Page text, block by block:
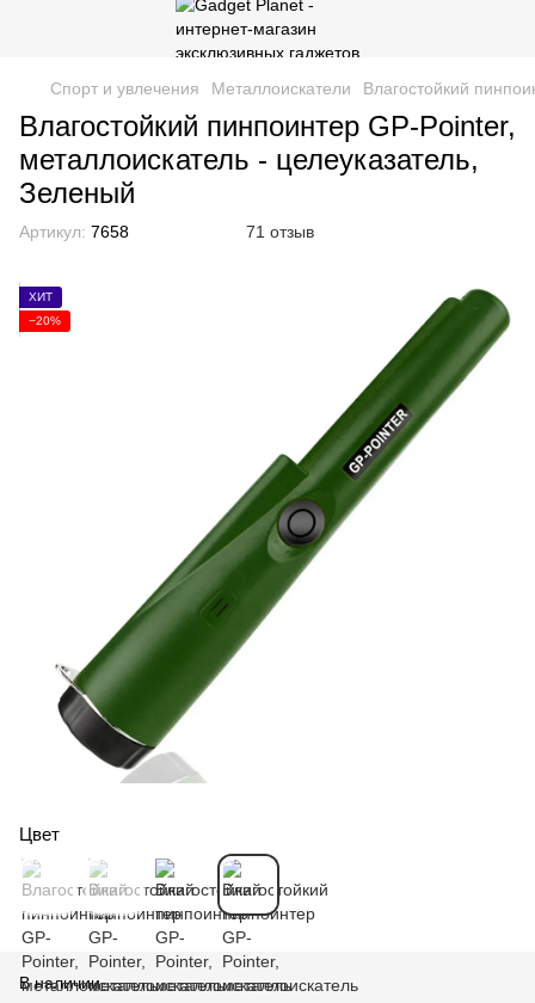
Спорт и увлечения Металлоискатели Влагостойкий
Влагостойкий пинпоинтер GP-Pointer,
металлоискатель - целеуказатель,
Зеленый
Артикул: 7658 71 отзыв
ХИТ
−20%
Цвет
В наличии